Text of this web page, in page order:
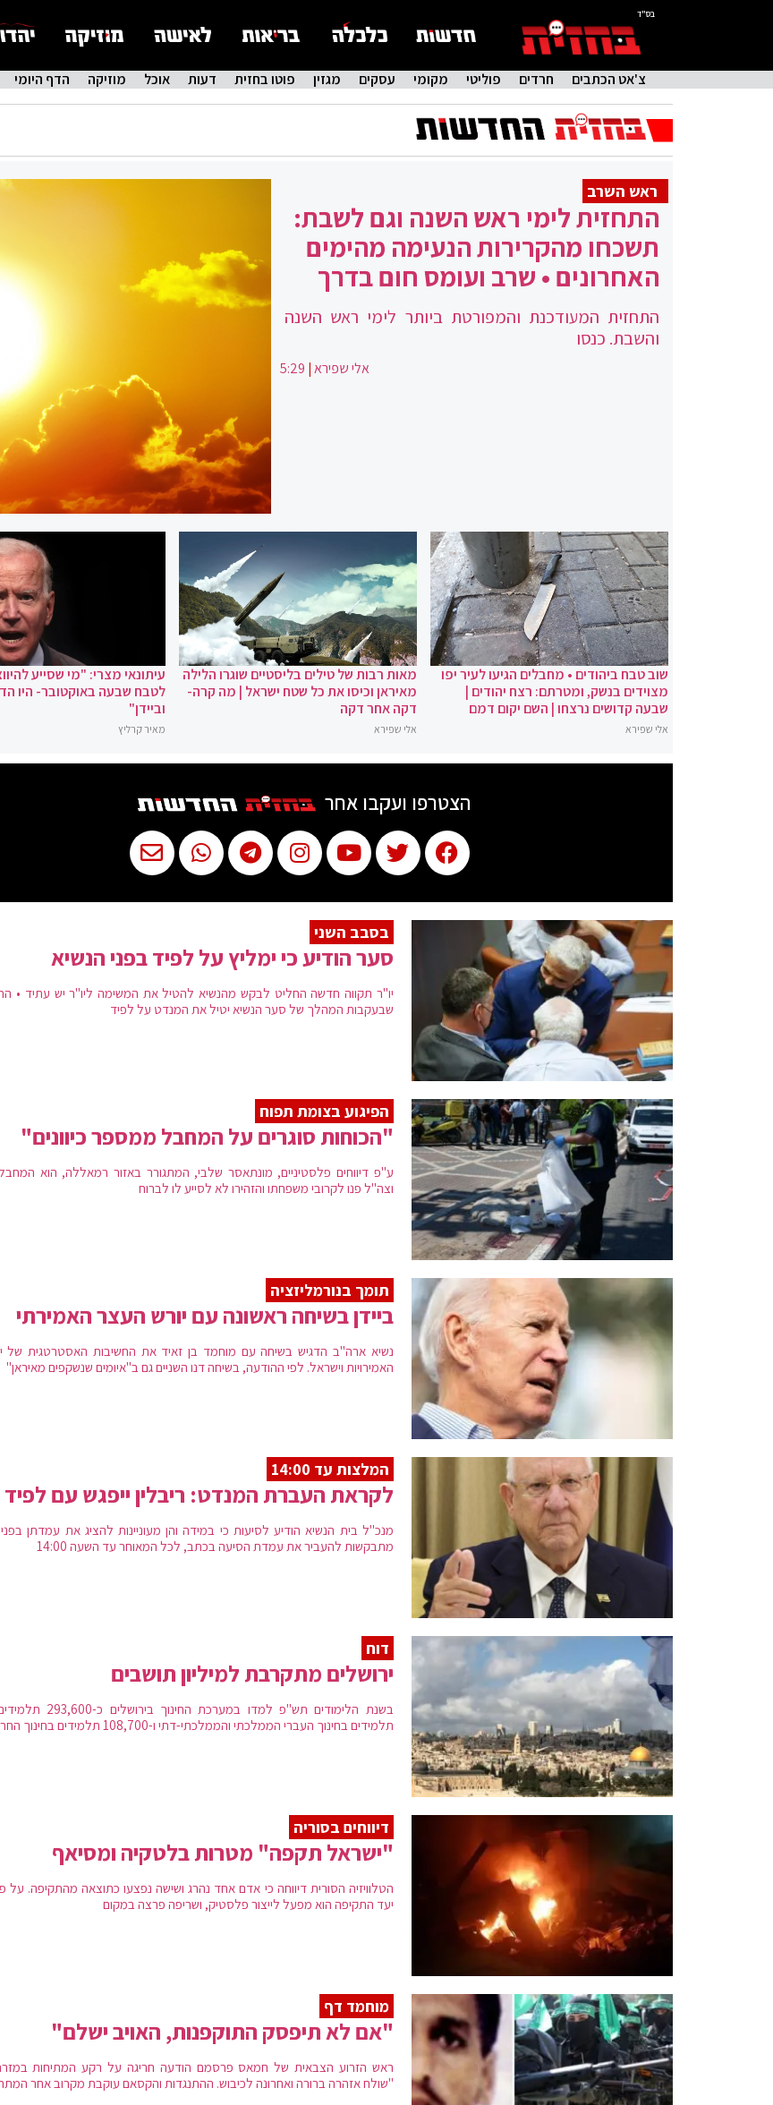
בס"ד
צ'אט הכתבים חרדים פוליטי מקומי עסקים מגזין פוטו בחזית דעות אוכל מוזיקה הדף היומי
ראש השרב
התחזית לימי ראש השנה וגם לשבת:
תשכחו מהקרירות הנעימה מהימים
האחרונים • שרב ועומס חום בדרך
התחזית המעודכנת והמפורטת ביותר לימי ראש השנה
והשבת. כנסו
אלי שפירא|
5:29
שוב טבח ביהודים • מחבלים הגיעו לעיר יפו
מצוידים בנשק, ומטרתם: רצח יהודים |
שבעה קדושים נרצחו | השם יקום דמם
אלי שפירא
מאות רבות של טילים בליסטיים שוגרו הלילה
מאיראן וכיסו את כל שטח ישראל | מה קרה-
דקה אחר דקה
אלי שפירא
עיתונאי מצרי: "מי שסייע
לטבח שבעה באוקטובר- היו
וביידן"
מאיר קרליץ
הצטרפו ועקבו אחר
בסבב השני
סער הודיע כי ימליץ על לפיד בפני הנשיא
יו"ר תקווה חדשה החליט לבקש מהנשיא להטיל את המשימה ליו"ר יש עתיד •
שבעקבות המהלך של סער הנשיא יטיל את המנדט על לפיד
הפיגוע בצומת תפוח
"הכוחות סוגרים על המחבל ממספר כיוונים"
ע"פ דיווחים פלסטיניים, מונתאסר שלבי, המתגורר באזור רמאללה, הוא
וצה"ל פנו לקרובי משפחתו והזהירו לא לסייע לו לברוח
תומך בנורמליזציה
ביידן בשיחה ראשונה עם יורש העצר האמירתי
נשיא ארה"ב הדגיש בשיחה עם מוחמד בן זאיד את החשיבות האסטרטגית של
האמירויות וישראל. לפי ההודעה, בשיחה דנו השניים גם ב"איומים שנשקפים מאיראן"
המלצות עד 14:00
לקראת העברת המנדט: ריבלין ייפגש עם לפיד
מנכ"ל בית הנשיא הודיע לסיעות כי במידה והן מעוניינות להציג את עמדתן בפני
מתבקשות להעביר את עמדת הסיעה בכתב, לכל המאוחר עד השעה 14:00
דוח
ירושלים מתקרבת למיליון תושבים
תלמידים בחינוך העברי הממלכתי והממלכתי-דתי ו-108,700 תלמידים בחינוך החרדי
דיווחים בסוריה
"ישראל תקפה" מטרות בלטקיה ומסיאף
הטלוויזיה הסורית דיווחה כי אדם אחד נהרג ושישה נפצעו כתוצאה מהתקיפה. על
יעד התקיפה הוא מפעל לייצור פלסטיק, ושריפה פרצה במקום
מוחמד דף
"אם לא תיפסק התוקפנות, האויב ישלם"
ראש הזרוע הצבאית של חמאס פרסמם הודעה חריגה על רקע המתיחות במזרח
"שולח אזהרה ברורה ואחרונה לכיבוש. ההתנגדות והקסאם עוקבת מקרוב אחר